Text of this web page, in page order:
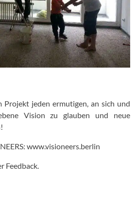
Projekt jeden ermutigen, an sich und
Vision zu glauben und neue
www.visioneers.berlin
Feedback.